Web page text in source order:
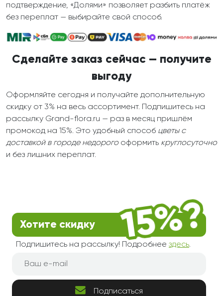
подтверждение, «Долями» позволяет разбить платёж
без переплат — выбирайте свой способ.
Сделайте заказ сейчас — получите
выгоду
Оформляйте сегодня и получайте дополнительную
скидку от 3% на весь ассортимент. Подпишитесь на
рассылку Grand-flora.ru — раз в месяц пришлём
промокод на 15%. Это удобный способ цветы с
доставкой в городе недорогооформить круглосуточно
и без лишних переплат.
Хотите скидку
Подпишитесь на рассылку! Подробнее здесь.
Подписаться